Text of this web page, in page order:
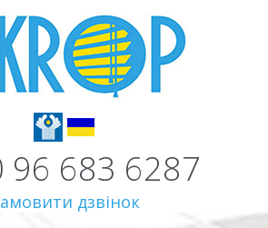
96 683 6287
дзвінок